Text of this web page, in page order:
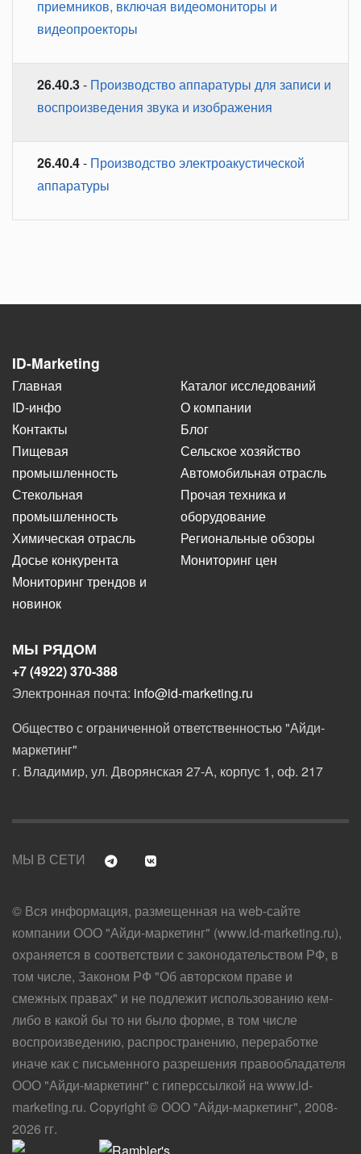
приемников, включая видеомониторы и
видеопроекторы
26.40.3- Производство аппаратуры для записи и
воспроизведения звука и изображения
26.40.4- Производство электроакустической
аппаратуры
ID-Marketing
Главная
Каталог исследований
ID-инфо
О компании
Контакты
Блог
Пищевая
промышленность
Сельское хозяйство
Автомобильная отрасль
Стекольная
промышленность
Прочая техника и
оборудование
Химическая отрасль
Региональные обзоры
Досье конкурента
Мониторинг цен
Мониторинг трендов и
новинок
МЫ РЯДОМ
+7 (4922) 370-388
Электронная почта: info@id-marketing.ru
Общество с ограниченной ответственностью "Айди-
маркетинг"
г. Владимир, ул. Дворянская 27-А, корпус 1, оф. 217
МЫ В СЕТИ
© Вся информация, размещенная на web-сайте
компании ООО "Айди-маркетинг" (www.id-marketing.ru),
охраняется в соответствии с законодательством РФ, в
том числе, Законом РФ "Об авторском праве и
смежных правах" и не подлежит использованию кем-
либо в какой бы то ни было форме, в том числе
воспроизведению, распространению, переработке
иначе как с письменного разрешения правообладателя
ООО "Айди-маркетинг" с гиперссылкой на www.id-
marketing.ru. Copyright © ООО "Айди-маркетинг", 2008-
2026 гг.